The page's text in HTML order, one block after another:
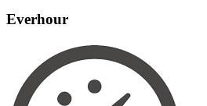
Everhour